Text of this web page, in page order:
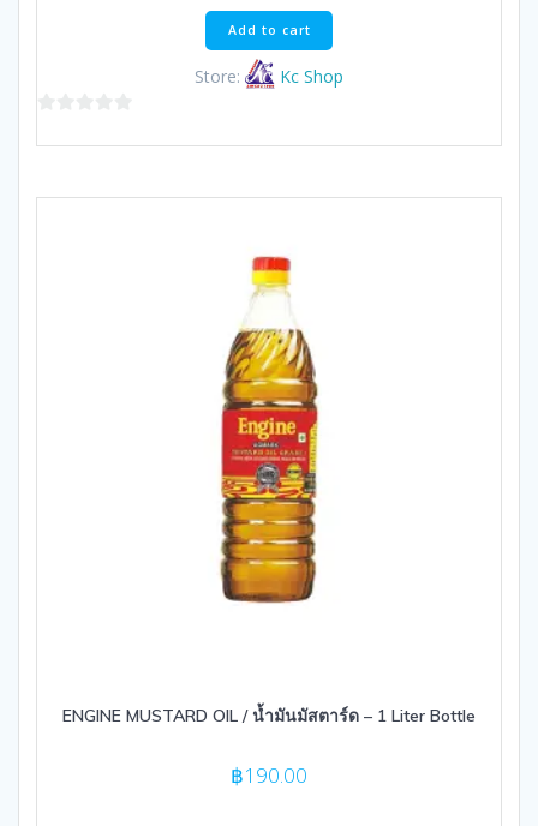
Add to cart
Store: Kc Shop
ENGINE MUSTARD OIL / น้ำมันมัสตาร์ด – 1 Liter Bottle
฿190.00